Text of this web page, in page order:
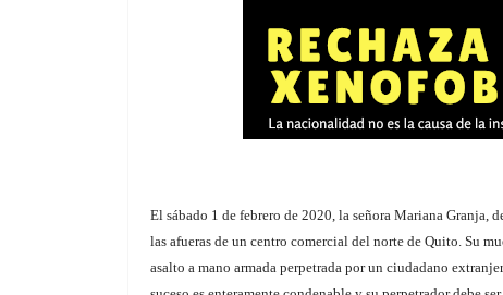
El sábado 1 de febrero de 2020, la señora Mariana Granja,
las afueras de un centro comercial del norte de Quito. Su
asalto a mano armada perpetrada por un ciudadano